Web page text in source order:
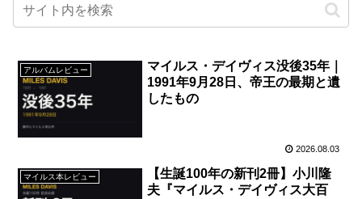
アルバムレビュー
マイルス・デイヴィス没後35年｜
1991年9月28日、帝王の最期と遺
したもの
2026.08.03
マイルス本レビュー
【生誕100年の新刊2冊】小川隆
夫『マイルス・デイヴィス大百